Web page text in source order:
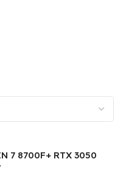
7 8700F+ RTX 3050